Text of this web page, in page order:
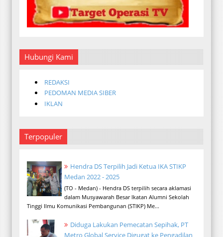
Hubungi Kami
REDAKSI
PEDOMAN MEDIA SIBER
IKLAN
Terpopuler
Hendra DS Terpilih Jadi Ketua IKA STIKP
Medan 2022 - 2025
(TO - Medan) - Hendra DS terpilih secara aklamasi
dalam Musyawarah Besar Ikatan Alumni Sekolah
Tinggi Ilmu Komunikasi Pembangunan (STIKP) Me...
Diduga Lakukan Pemecatan Sepihak, PT
Metro Global Service Digugat ke Pengadilan